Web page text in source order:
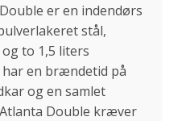
er en indendørs
stål,
to 1,5 liters
en brændetid på
og en samlet
Double kræver